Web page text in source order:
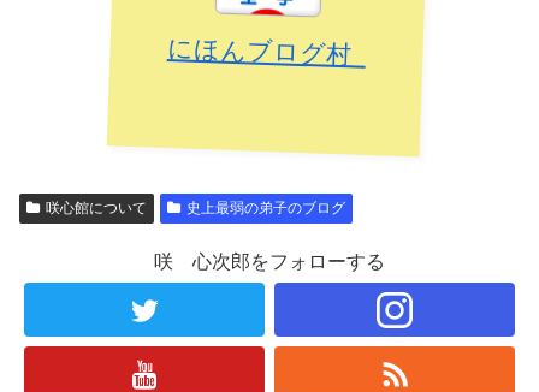
にほんブログ村
咲心館について 史上最弱の弟子のブログ
咲 心次郎をフォローする